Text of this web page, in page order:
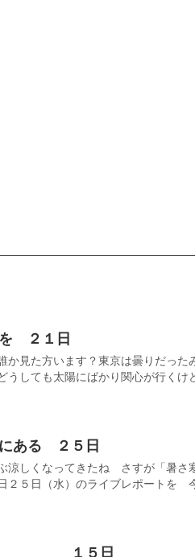
２１日
か見た方います？東京は曇りだっ
うしても太陽にばかり関心が行くけ
ある ２５日
涼しくなってきたね さすが「暑さ
５日（水）のライブレポートを
ル １５日